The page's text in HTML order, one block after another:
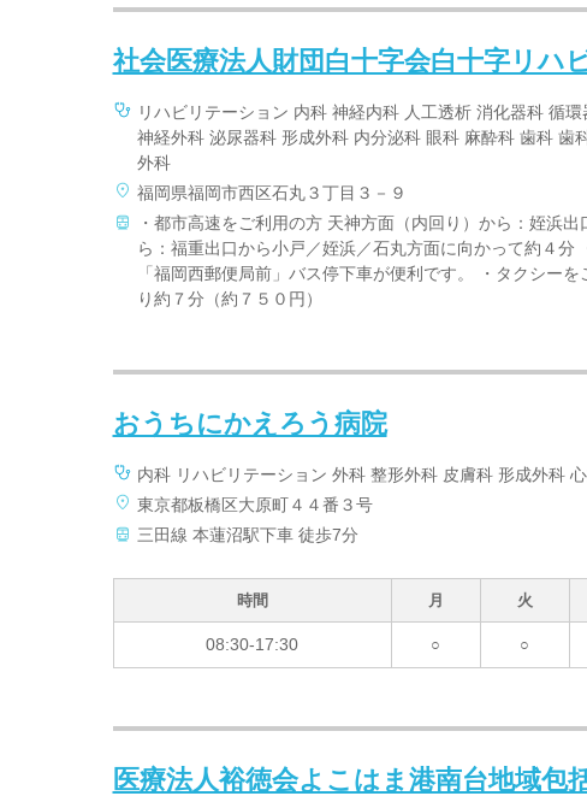
社会医療法人財団白十字会白十字リハ
リハビリテーション 内科 神経内科 人工透析 消化器科 循
神経外科 泌尿器科 形成外科 内分泌科 眼科 麻酔科 歯科
外科
福岡県福岡市西区石丸３丁目３－９
・都市高速をご利用の方 天神方面（内回り）から：姪浜
ら：福重出口から小戸／姪浜／石丸方面に向かって約４分
「福岡西郵便局前」バス停下車が便利です。 ・タクシー
り約７分（約７５０円）
おうちにかえろう病院
内科 リハビリテーション 外科 整形外科 皮膚科 形成外科
東京都板橋区大原町４４番３号
三田線 本蓮沼駅下車 徒歩7分
時間 月 火
08:30-17:30 ○ ○
医療法人裕徳会よこはま港南台地域包